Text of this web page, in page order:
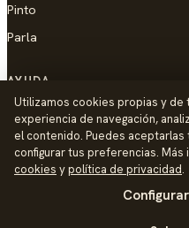
Pinto
Parla
AYUDA
Añadir empresa
Contacto
Política de Privacidad
Utilizamos cookies propias y
experiencia de navegación,
el contenido. Puedes
configurar tus preferencias.
cookies ypolítica de privacidad.